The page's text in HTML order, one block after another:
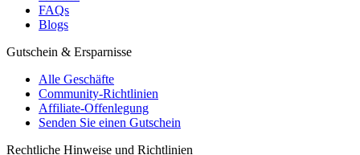
FAQs
Blogs
Gutschein & Ersparnisse
Alle Geschäfte
Community-Richtlinien
Affiliate-Offenlegung
Senden Sie einen Gutschein
Rechtliche Hinweise und Richtlinien